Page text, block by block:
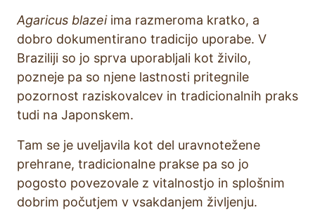
Agaricus blazeiima razmeroma kratko, a
dobro dokumentirano tradicijo uporabe. V
Braziliji so jo sprva uporabljali kot živilo,
pozneje pa so njene lastnosti pritegnile
pozornost raziskovalcev in tradicionalnih praks
tudi na Japonskem.
Tam se je uveljavila kot del uravnotežene
prehrane, tradicionalne prakse pa so jo
pogosto povezovale z vitalnostjo in splošnim
dobrim počutjem v vsakdanjem življenju.